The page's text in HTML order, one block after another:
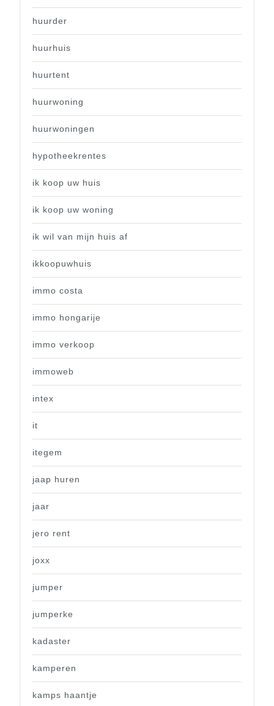
huurder
huurhuis
huurtent
huurwoning
huurwoningen
hypotheekrentes
ik koop uw huis
ik koop uw woning
ik wil van mijn huis af
ikkoopuwhuis
immo costa
immo hongarije
immo verkoop
immoweb
intex
it
itegem
jaap huren
jaar
jero rent
joxx
jumper
jumperke
kadaster
kamperen
kamps haantje